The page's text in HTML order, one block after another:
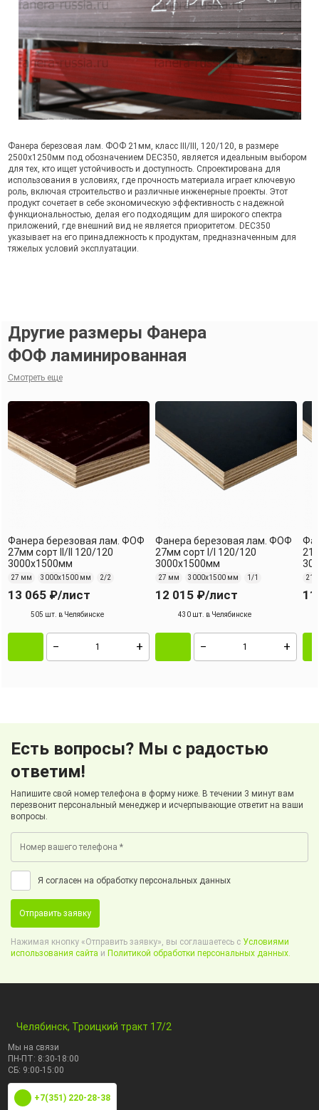
Фанера березовая лам. ФОФ 21мм, класс III/III, 120/120, в размере
2500х1250мм под обозначением DEC350, является идеальным выбором
для тех, кто ищет устойчивость и доступность. Спроектирована для
использования в условиях, где прочность материала играет ключевую
роль, включая строительство и различные инженерные проекты. Этот
продукт сочетает в себе экономическую эффективность с надежной
функциональностью, делая его подходящим для широкого спектра
приложений, где внешний вид не является приоритетом. DEC350
указывает на его принадлежность к продуктам, предназначенным для
тяжелых условий эксплуатации.
Другие размеры Фанера
ФОФ ламинированная
Смотреть еще
Фанера березовая лам. ФОФ
27мм сорт II/II 120/120
3000х1500мм
27 мм 3000х1500 мм 2/2
13 065 ₽/лист
505 шт. в Челябинске
Фанера березовая лам. ФОФ
27мм сорт I/I 120/120
3000х1500мм
27 мм 3000х1500 мм 1/1
12 015 ₽/лист
430 шт. в Челябинске
21
Есть вопросы? Мы с радостью
ответим!
Напишите свой номер телефона в форму ниже. В течении 3 минут вам
перезвонит персональный менеджер и исчерпывающие ответит на ваши
вопросы.
Я согласен на обработку персональных данных
Отправить заявку
Нажимая кнопку «Отправить заявку», вы соглашаетесь с Условиями
использования сайта и Политикой обработки персональных данных.
Челябинск, Троицкий тракт 17/2
Мы на связи
ПН-ПТ: 8:30-18:00
СБ: 9:00-15:00
+7(351) 220-28-38